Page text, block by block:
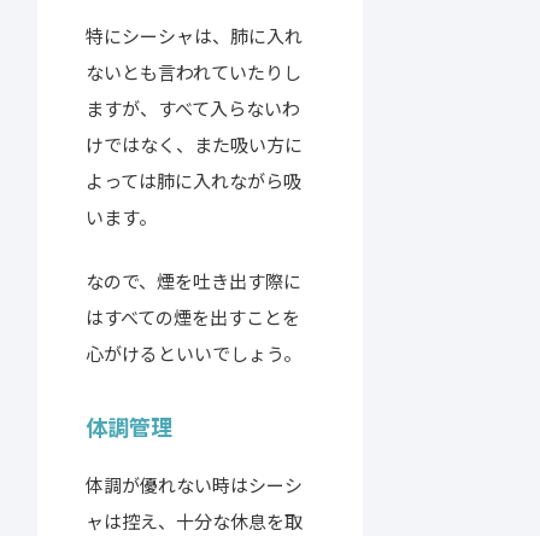
特にシーシャは、肺に入れ
ないとも言われていたりし
ますが、すべて入らないわ
けではなく、また吸い方に
よっては肺に入れながら吸
います。
なので、煙を吐き出す際に
はすべての煙を出すことを
心がけるといいでしょう。
体調管理
体調が優れない時はシーシ
ャは控え、十分な休息を取